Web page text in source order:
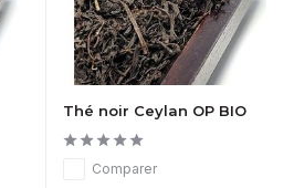
Thé noir Ceylan OP BIO
Comparer